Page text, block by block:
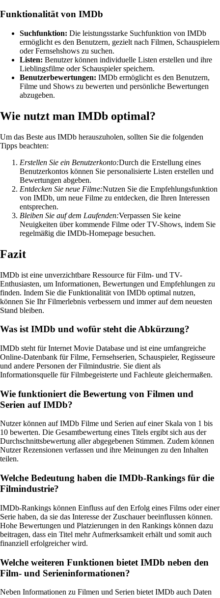
Funktionalität von IMDb
Suchfunktion: Die leistungsstarke Suchfunktion von IMDb
ermöglicht es den Benutzern, gezielt nach Filmen, Schauspielern
oder Fernsehshows zu suchen.
Listen: Benutzer können individuelle Listen erstellen und ihre
Lieblingsfilme oder Schauspieler speichern.
Benutzerbewertungen: IMDb ermöglicht es den Benutzern,
Filme und Shows zu bewerten und persönliche Bewertungen
abzugeben.
Wie nutzt man IMDb optimal?
Um das Beste aus IMDb herauszuholen, sollten Sie die folgenden
Tipps beachten:
Erstellen Sie ein Benutzerkonto:Durch die Erstellung eines
Benutzerkontos können Sie personalisierte Listen erstellen und
Bewertungen abgeben.
Entdecken Sie neue Filme:Nutzen Sie die Empfehlungsfunktion
von IMDb, um neue Filme zu entdecken, die Ihren Interessen
entsprechen.
Bleiben Sie auf dem Laufenden:Verpassen Sie keine
Neuigkeiten über kommende Filme oder TV-Shows, indem Sie
regelmäßig die IMDb-Homepage besuchen.
Fazit
IMDb ist eine unverzichtbare Ressource für Film- und TV-
Enthusiasten, um Informationen, Bewertungen und Empfehlungen zu
finden. Indem Sie die Funktionalität von IMDb optimal nutzen,
können Sie Ihr Filmerlebnis verbessern und immer auf dem neuesten
Stand bleiben.
Was ist IMDb und wofür steht die Abkürzung?
IMDb steht für Internet Movie Database und ist eine umfangreiche
Online-Datenbank für Filme, Fernsehserien, Schauspieler, Regisseure
und andere Personen der Filmindustrie. Sie dient als
Informationsquelle für Filmbegeisterte und Fachleute gleichermaßen.
Wie funktioniert die Bewertung von Filmen und
Serien auf IMDb?
Nutzer können auf IMDb Filme und Serien auf einer Skala von 1 bis
10 bewerten. Die Gesamtbewertung eines Titels ergibt sich aus der
Durchschnittsbewertung aller abgegebenen Stimmen. Zudem können
Nutzer Rezensionen verfassen und ihre Meinungen zu den Inhalten
teilen.
Welche Bedeutung haben die IMDb-Rankings für die
Filmindustrie?
IMDb-Rankings können Einfluss auf den Erfolg eines Films oder einer
Serie haben, da sie das Interesse der Zuschauer beeinflussen können.
Hohe Bewertungen und Platzierungen in den Rankings können dazu
beitragen, dass ein Titel mehr Aufmerksamkeit erhält und somit auch
finanziell erfolgreicher wird.
Welche weiteren Funktionen bietet IMDb neben den
Film- und Serieninformationen?
Neben Informationen zu Filmen und Serien bietet IMDb auch Daten